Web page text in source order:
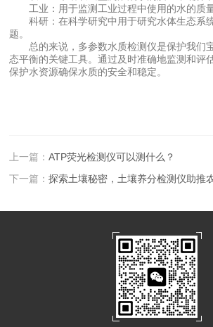
工业：用于监测工业过程中使用的水的质
科研：在科学研究中用于研究水体生态系
题。
总的来说，多参数水质检测仪是保护我们
态平衡的关键工具。通过及时准确地监测和评
保护水资源确保水质的安全和稳定。
上一篇：ATP荧光检测仪可以测什么？
下一篇：探索土壤秘密，土壤养分检测仪助推